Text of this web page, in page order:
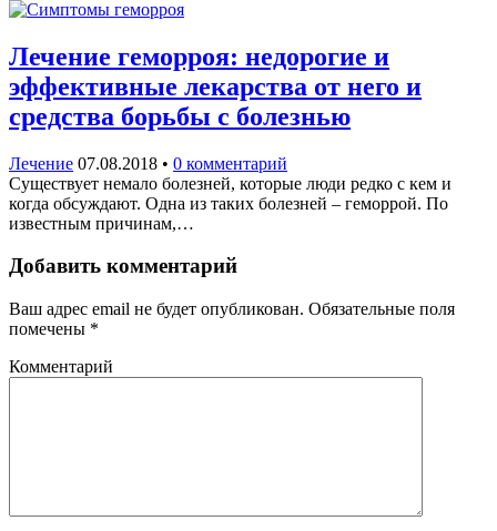
Лечение геморроя: недорогие и
эффективные лекарства от него и
средства борьбы с болезнью
Лечение 07.08.2018 • 0 комментарий
Существует немало болезней, которые люди редко с кем и
когда обсуждают. Одна из таких болезней – геморрой. По
известным причинам,…
Добавить комментарий
Ваш адрес email не будет опубликован. Обязательные поля
помечены *
Комментарий